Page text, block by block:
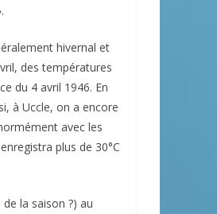
hivernal et
des températures
du 4 avril 1946. En
à Uccle, on a encore
avec les
plus de 30°C
la saison ?) au